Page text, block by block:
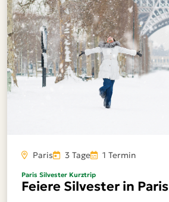
Paris 3 Tage 1 Termin
Paris Silvester Kurztrip
Feiere Silvester in Paris